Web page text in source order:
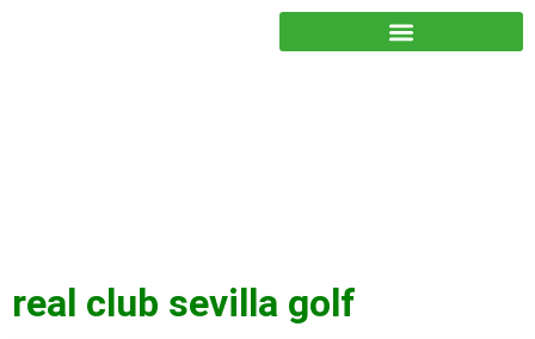
real club sevilla golf